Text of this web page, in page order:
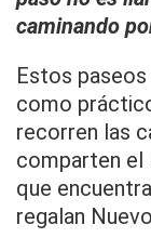
caminando
Estos
como
recorren las
comparten el
que
regalan